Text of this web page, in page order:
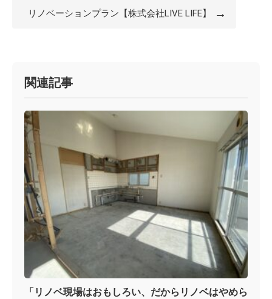
リノベーションプラン【株式会社LIVE LIFE】 →
関連記事
「リノベ現場はおもしろい、だからリノベはやめら